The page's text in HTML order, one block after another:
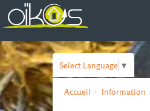
Select Language ▼
Accueil Information